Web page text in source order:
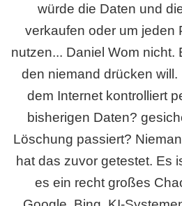
würde die Daten und
verkaufen oder um jeden
nutzen... Daniel Wom nicht.
den niemand drücken
dem Internet kontrolliert
bisherigen Daten?
Löschung passiert?
hat das zuvor getestet. Es
es ein recht großes